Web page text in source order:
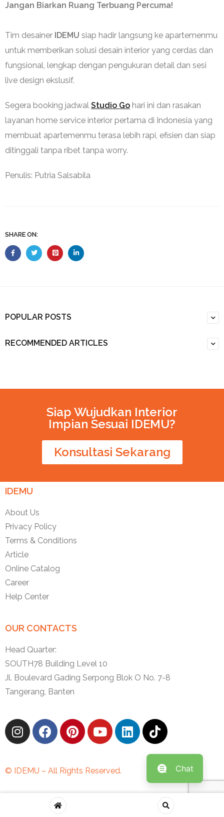
Jangan Biarkan Ruang Terbuang Percuma!
Tim desainer IDEMU siap hadir langsung ke apartemenmu
untuk memberikan solusi desain interior yang cerdas dan
fungsional, lengkap dengan pengukuran detail dan sesi
live design ekslusif.
Segera booking jadwal Studio Go hari ini dan rasakan
layanan home service interior pertama di Indonesia yang
membuat apartemenmu terasa lebih rapi, efisien dan siap
ditinggali tanpa ribet tanpa worry.
Penulis: Putria Salsabila
SHARE ON:
POPULAR POSTS
RECOMMENDED ARTICLES
Siap Wujudkan Interior
Impian Sesuai IDEMU?
Konsultasi Sekarang
IDEMU
About Us
Privacy Policy
Terms & Conditions
Article
Online Catalog
Career
Help Center
OUR CONTACTS
Head Quarter:
SOUTH78 Building Level 10
Jl. Boulevard Gading Serpong Blok O No. 7-8
Tangerang, Banten
© IDEMU – All Rights Reserved. Chat